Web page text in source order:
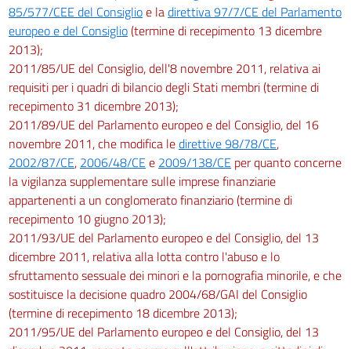
85/577/CEE del Consiglioe ladirettiva 97/7/CE del Parlamento
europeo e del Consiglio(termine di recepimento 13 dicembre
2013);
2011/85/UE del Consiglio, dell'8 novembre 2011, relativa ai
requisiti per i quadri di bilancio degli Stati membri (termine di
recepimento 31 dicembre 2013);
2011/89/UE del Parlamento europeo e del Consiglio, del 16
novembre 2011, che modifica ledirettive 98/78/CE,
2002/87/CE, 2006/48/CE e 2009/138/CE per quanto concerne
la vigilanza supplementare sulle imprese finanziarie
appartenenti a un conglomerato finanziario (termine di
recepimento 10 giugno 2013);
2011/93/UE del Parlamento europeo e del Consiglio, del 13
dicembre 2011, relativa alla lotta contro l'abuso e lo
sfruttamento sessuale dei minori e la pornografia minorile, e che
sostituisce la decisione quadro 2004/68/GAI del Consiglio
(termine di recepimento 18 dicembre 2013);
2011/95/UE del Parlamento europeo e del Consiglio, del 13